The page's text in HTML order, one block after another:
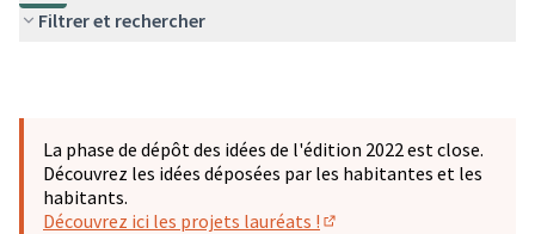
Filtrer et rechercher
La phase de dépôt des idées de l'édition 2022 est close.
Découvrez les idées déposées par les habitantes et les
habitants.
Découvrez ici les projets lauréats !